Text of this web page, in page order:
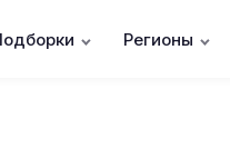
Регионы